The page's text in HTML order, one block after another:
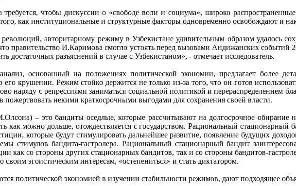
чтобы дискуссии о «свободе воли и социума», широко
как институциональные и структурные факторы одновременно освобождают и
авторитарному режиму в Узбекистане удивительным образом удалось
правительство И.Каримова смогло устоять перед вызовами Андижанских событий
достаточных разъяснений в случае с Узбекистаном», - отмечает исследователь.
основанный на положениях политической экономии, предлагает более
крушении. Режим стойко держится не только из-за того, что он готов
наряду с репрессиями заниматься социальной политикой и перераспределением
некими краткосрочными выгодами для сохранения своей власти.
– это бандиты оседлые, которые рассчитывают на долгосрочное обирание
как можно дольше, отождествляется с государством. Рациональный стационарный
которые будут стимулировать дальнейшее развитие, появление будущих
стимулов бандита-гастролера. Рациональный стационарный бандит
как со стороны других стационарных бандитов, так и со стороны бандитов-
своим эгоистическим интересам, «остепениться» и стать диктатором.
политической экономией в изучении стабильности режимов, дают подходящее